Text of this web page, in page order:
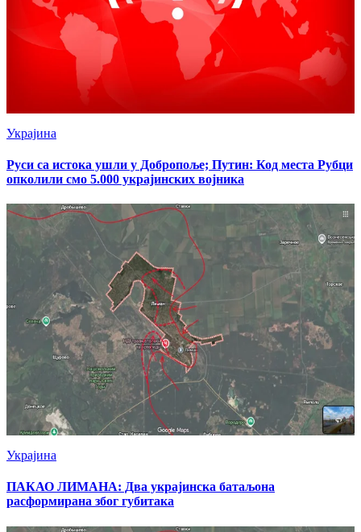
Украјина
Руси са истока ушли у Добропоље; Путин: Код места Рубци
опколили смо 5.000 украјинских војника
Украјина
ПАКАО ЛИМАНА: Два украјинска батаљона
расформирана због губитака